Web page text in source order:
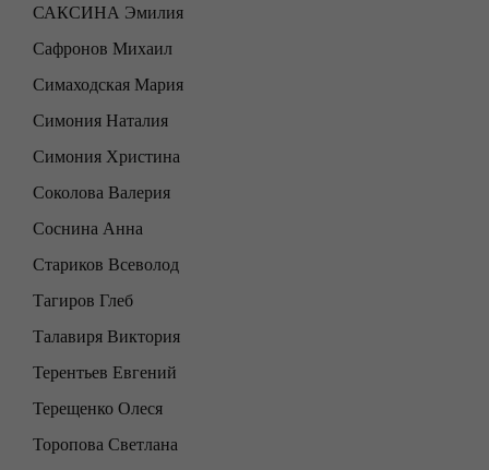
САКСИНА Эмилия
Сафронов Михаил
Симаходская Мария
Симония Наталия
Симония Христина
Соколова Валерия
Соснина Анна
Стариков Всеволод
Тагиров Глеб
Талавиря Виктория
Терентьев Евгений
Терещенко Олеся
Торопова Светлана